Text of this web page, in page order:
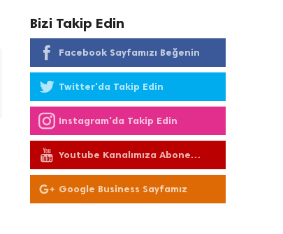
Bizi Takip Edin
Facebook Sayfamızı Beğenin
Twitter'da Takip Edin
Instagram'da Takip Edin
Youtube Kanalımıza Abone
Olun
Google Business Sayfamız